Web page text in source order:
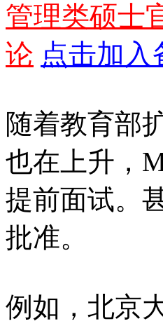
管理类硕士
论 点击加入
随着教育部
也在上升，
提前面试。
批准。
例如，北京